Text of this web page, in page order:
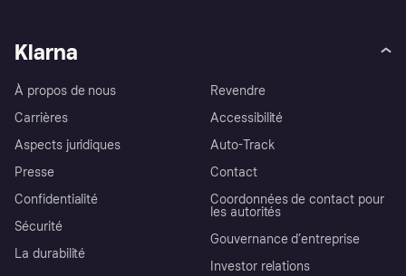
Klarna
À propos de nous
Carrières
Aspects juridiques
Presse
Confidentialité
Sécurité
La durabilité
Revendre
Accessibilité
Auto-Track
Contact
Coordonnées de contact pour
les autorités
Gouvernance d’entreprise
Investor relations